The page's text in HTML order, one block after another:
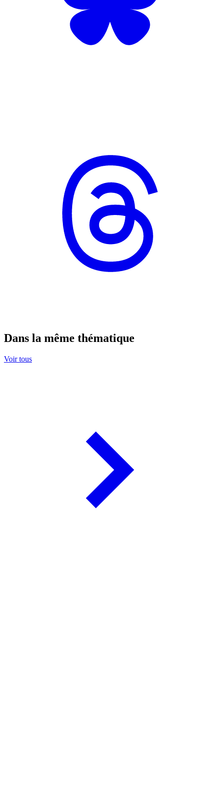
Dans la même thématique
Voir tous